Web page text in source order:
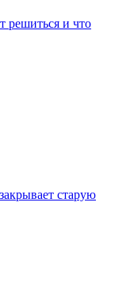
решиться и что
старую